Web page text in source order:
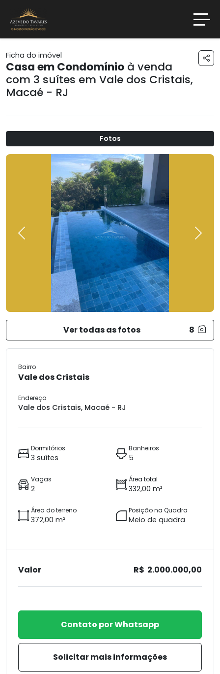
Ficha do imóvel
Casa em Condomínio à venda
com 3 suítes em Vale dos Cristais,
Macaé - RJ
Fotos
Previous Next
Ver todas as fotos 8
Bairro
Vale dos Cristais
Endereço
Vale dos Cristais, Macaé - RJ
Dormitórios
3 suítes
Banheiros
5
Vagas
2
Área total
332,00 m²
Área do terreno
372,00 m²
Posição na Quadra
Meio de quadra
Valor R$ 2.000.000,00
Contato por Whatsapp
Solicitar mais informações